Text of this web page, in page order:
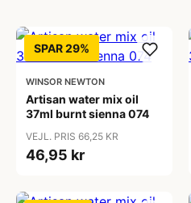
SPAR 29%
WINSOR NEWTON
Artisan water mix oil
37ml burnt sienna 074
VEJL. PRIS 66,25 KR
46,95 kr